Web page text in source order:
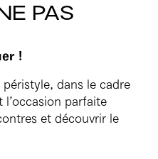
PAS
!
dans le cadre
l’occasion parfaite
et découvrir le